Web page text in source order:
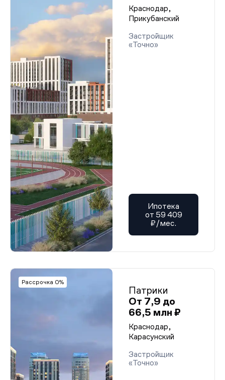
Краснодар,
Прикубанский
Застройщик
«Точно»
Ипотека
от 59 409
₽/мес.
Рассрочка 0%
Патрики
От 7,9 до
66,5 млн ₽
Краснодар,
Карасунский
Застройщик
«Точно»